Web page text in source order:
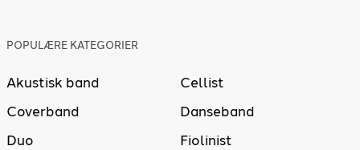
POPULÆRE KATEGORIER
Akustisk band
Cellist
Coverband
Danseband
Duo
Fiolinist